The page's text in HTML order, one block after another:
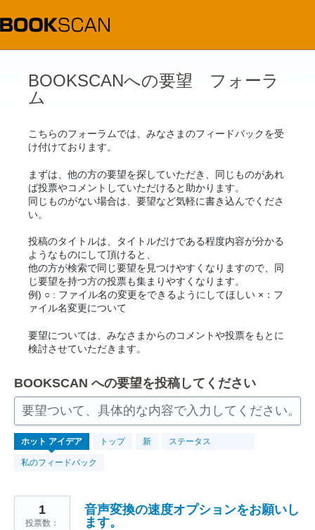
コ
ン
テ
BOOKSCANへの要望 フォーラ
ム
こちらのフォーラムでは、みなさまのフィードバックを受
け付けております。
まずは、他の方の要望を探していただき、同じものがあれ
ば投票やコメントしていただけると助かります。
同じものがない場合は、要望など気軽に書き込んでくださ
い。
投稿のタイトルは、タイトルだけである程度内容が分かる
ようなものにして頂けると、
他の方が検索で同じ要望を見つけやすくなりますので、同
じ要望を持つ方の投票も集まりやすくなります。
例) ○ : ファイル名の変更をできるようにしてほしい ×：フ
ァイル名変更について
要望については、みなさまからのコメントや投票をもとに
検討させていただきます。
BOOKSCAN への要望を投稿してください
要望ついて、具体的な内容で入力してください。
ホット アイデア トップ 新 ステータス
私のフィードバック
265
見
つ
か
結
音声変換の速度オプションをお願いし
ます。
1
投票数：